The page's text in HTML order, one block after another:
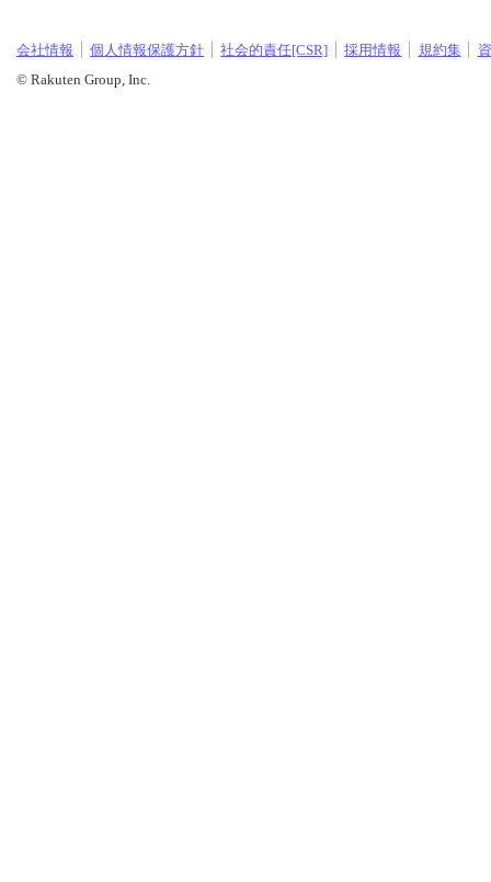
会社情報 個人情報保護方針 社会的責任[CSR] 採用情報 規約集
© Rakuten Group, Inc.